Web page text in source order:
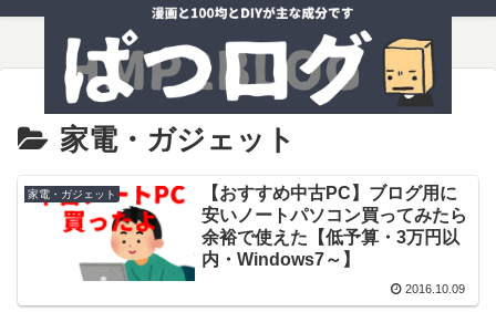
家電・ガジェット
家電・ガジェット
【おすすめ中古PC】ブログ用に
安いノートパソコン買ってみたら
余裕で使えた【低予算・3万円以
内・Windows7～】
2016.10.09